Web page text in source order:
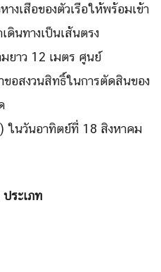
งเสือของตัวเรือให้พร้อมเข้า
ดินทางเป็นเส้นตรง
ยาว 12 เมตร ศูนย์
ขอสงวนสิทธิ์ในการตัดสินของ
ในวันอาทิตย์ที่ 18 สิงหาคม
ระเภท